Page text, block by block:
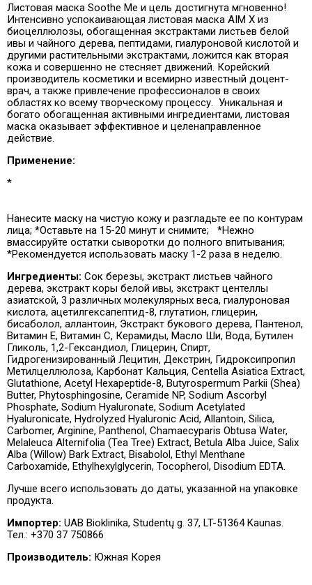
Листовая маска Soothe Me и цель достигнута мгновенно!
Интенсивно успокаивающая листовая маска AIM X из
биоцеллюлозы, обогащенная экстрактами листьев белой
ивы и чайного дерева, пептидами, гиалуроновой кислотой и
другими растительными экстрактами, ложится как вторая
кожа и совершенно не стесняет движений. Корейский
производитель косметики и всемирно известный доцент-
врач, а также привлечение профессионалов в своих
областях ко всему творческому процессу. Уникальная и
богато обогащенная активными ингредиентами, листовая
маска оказывает эффективное и целенаправленное
действие.
Применение:
*
Нанесите маску на чистую кожу и разгладьте ее по контурам
лица; *Оставьте на 15-20 минут и снимите; *Нежно
вмассируйте остатки сыворотки до полного впитывания;
*Рекомендуется использовать маску 1-2 раза в неделю.
Ингредиенты: Сок березы, экстракт листьев чайного
дерева, экстракт коры белой ивы, экстракт центеллы
азиатской, 3 различных молекулярных веса, гиалуроновая
кислота, ацетилгексапептид-8, глутатион, глицерин,
бисаболол, аллантоин, Экстракт букового дерева, Пантенол,
Витамин Е, Витамин С, Керамиды, Масло Ши, Вода, Бутилен
Гликоль, 1,2-Гександиол, Глицерин, Спирт,
Гидрогенизированный Лецитин, Декстрин, Гидроксипропил
Метилцеллюлоза, Карбонат Кальция, Centella Asiatica Extract,
Glutathione, Acetyl Hexapeptide-8, Butyrospermum Parkii (Shea)
Butter, Phytosphingosine, Ceramide NP, Sodium Ascorbyl
Phosphate, Sodium Hyaluronate, Sodium Acetylated
Hyaluronicate, Hydrolyzed Hyaluronic Acid, Allantoin, Silica,
Carbomer, Arginine, Panthenol, Chamaecyparis Obtusa Water,
Melaleuca Alternifolia (Tea Tree) Extract, Betula Alba Juice, Salix
Alba (Willow) Bark Extract, Bisabolol, Ethyl Menthane
Carboxamide, Ethylhexylglycerin, Tocopherol, Disodium EDTA.
Лучше всего использовать до даты, указанной на упаковке
продукта.
Импортер: UAB Bioklinika, Studentų g. 37, LT-51364 Kaunas.
Тел.: +370 37 750866
Производитель: Южная Корея